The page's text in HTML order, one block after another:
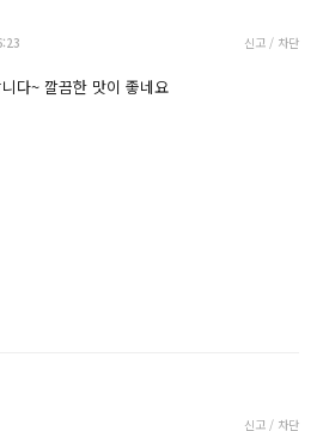
신고 / 차단
다~ 깔끔한 맛이 좋네요
신고 / 차단